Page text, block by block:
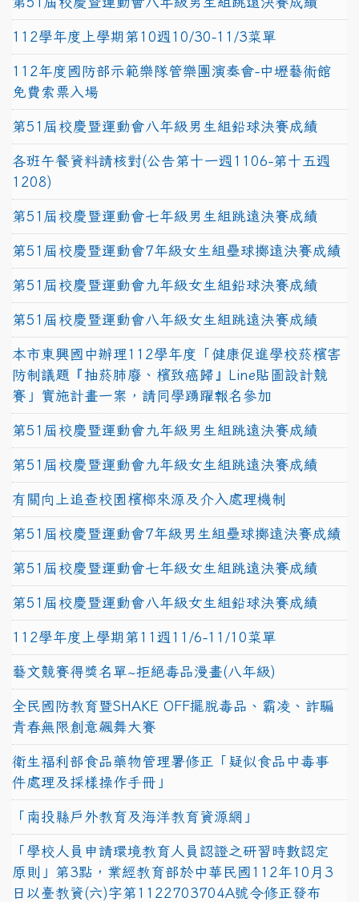
112學年度上學期第10週10/30-11/3菜單
112年度國防部示範樂隊管樂團演奏會-中壢藝術館
免費索票入場
第51屆校慶暨運動會八年級男生組鉛球決賽成績
各班午餐資料請核對(公告第十一週1106-第十五週
1208)
第51屆校慶暨運動會七年級男生組跳遠決賽成績
第51屆校慶暨運動會7年級女生組壘球擲遠決賽成績
第51屆校慶暨運動會九年級女生組鉛球決賽成績
第51屆校慶暨運動會八年級女生組跳遠決賽成績
本市東興國中辦理112學年度「健康促進學校菸檳害
防制議題『抽菸肺廢、檳致癌歸』Line貼圖設計競
賽」實施計畫一案，請同學踴躍報名參加
第51屆校慶暨運動會九年級男生組跳遠決賽成績
第51屆校慶暨運動會九年級女生組跳遠決賽成績
有關向上追查校園檳榔來源及介入處理機制
第51屆校慶暨運動會7年級男生組壘球擲遠決賽成績
第51屆校慶暨運動會七年級女生組跳遠決賽成績
第51屆校慶暨運動會八年級女生組鉛球決賽成績
112學年度上學期第11週11/6-11/10菜單
藝文競賽得獎名單~拒絕毒品漫畫(八年級)
全民國防教育暨SHAKE OFF擺脫毒品、霸凌、詐騙
青春無限創意飆舞大賽
衛生福利部食品藥物管理署修正「疑似食品中毒事
件處理及採樣操作手冊」
「南投縣戶外教育及海洋教育資源網」
「學校人員申請環境教育人員認證之研習時數認定
原則」第3點，業經教育部於中華民國112年10月3
日以臺教資(六)字第1122703704A號令修正發布